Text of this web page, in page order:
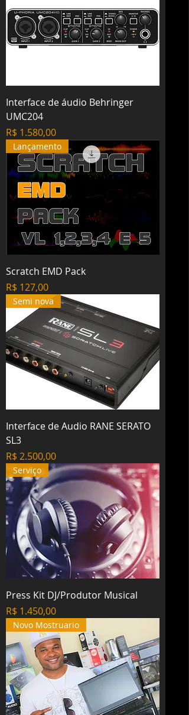
Interface de áudio Behringer
UMC204
Preço
R$ 1.580,00
Lançamento
Scratch EMD Pack
Preço
R$ 127,00
Semi nova
Interface de Audio RANE SERATO
SL3
Preço
R$ 2.500,00
Serviço
Press Kit DJ/Produtor Musical
Preço
R$ 1.450,00
Novo Mostruario